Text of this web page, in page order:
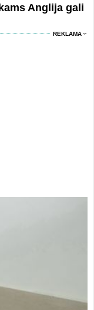
Anglija gali
REKLAMA